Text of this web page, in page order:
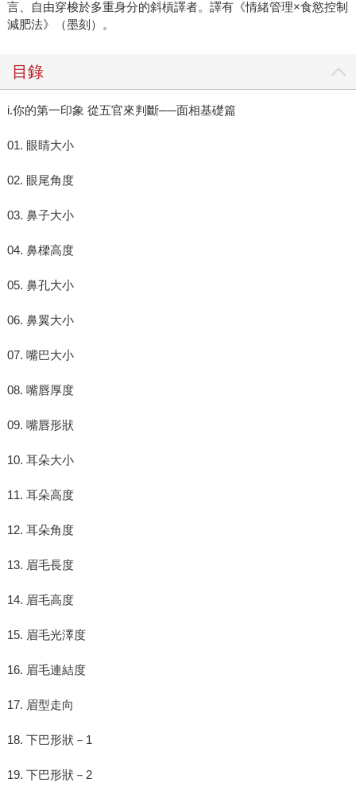
言、自由穿梭於多重身分的斜槓譯者。譯有《情緒管理×食慾控制
減肥法》（墨刻）。
目錄
i.你的第一印象 從五官來判斷──面相基礎篇
01. 眼睛大小
02. 眼尾角度
03. 鼻子大小
04. 鼻樑高度
05. 鼻孔大小
06. 鼻翼大小
07. 嘴巴大小
08. 嘴唇厚度
09. 嘴唇形狀
10. 耳朵大小
11. 耳朵高度
12. 耳朵角度
13. 眉毛長度
14. 眉毛高度
15. 眉毛光澤度
16. 眉毛連結度
17. 眉型走向
18. 下巴形狀－1
19. 下巴形狀－2